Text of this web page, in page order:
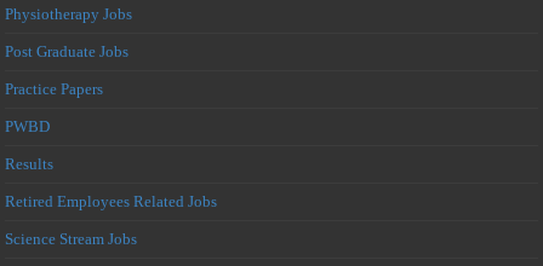
Physiotherapy Jobs
Post Graduate Jobs
Practice Papers
PWBD
Results
Retired Employees Related Jobs
Science Stream Jobs